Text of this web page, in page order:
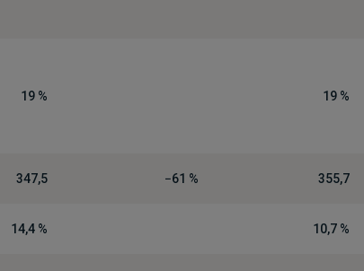
19 % 19 %
347,5 −61 % 355,7
14,4 % 10,7 %